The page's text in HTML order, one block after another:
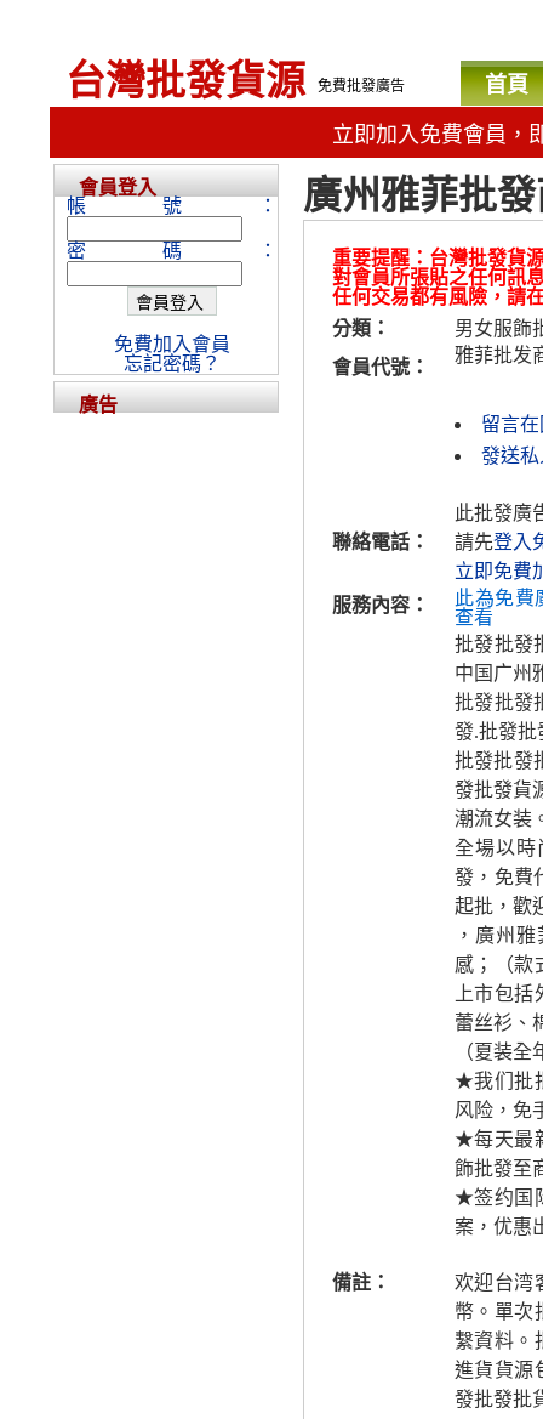
台灣批發貨源 免費批發廣告 首頁
立即加入免費會員，
廣州雅菲批
重要提醒：台灣批發貨
對會員所張貼之任何訊
任何交易都有風險，請
分類：
男女服飾
會員代號：
雅菲批发
留言
發送
聯絡電話：
此批發廣
請先登入
立即免費
服務內容：
此為免費
查看
批發批發
中国广州
批發批發
發.批發批
批發批發
發批發貨
潮流女装
全場以時
發，免費
起批，歡
，廣州
感；（款
上市包
蕾丝衫、
（夏装
★我们批
风险，免
★每天最
飾批發至
★签约国
案，优惠
備註：
欢迎台湾
幣。單次
繫資料。
進貨貨源
發批發批
會員登入
帳號：
密碼：
免費加入會員
忘記密碼？
廣告